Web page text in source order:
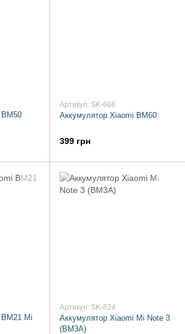
Артикул: SK-666
Аккумулятор Xiaomi BM60
399 грн
Mi
Артикул: SK-624
Аккумулятор Xiaomi Mi Note 3
(BM3A)